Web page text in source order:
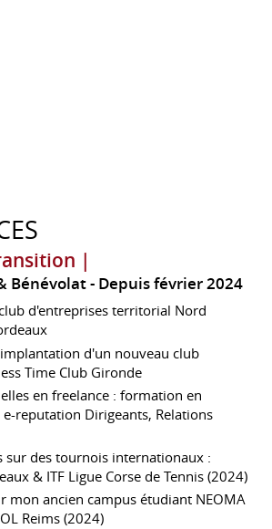
|
Bénévolat Depuis février 2024
d'entreprises territorial Nord
d'un nouveau club
Time Club Gironde
en freelance : formation en
reputation Dirigeants, Relations
sur des tournois internationaux :
& ITF Ligue Corse de Tennis (2024)
mon ancien campus étudiant NEOMA
Reims (2024)